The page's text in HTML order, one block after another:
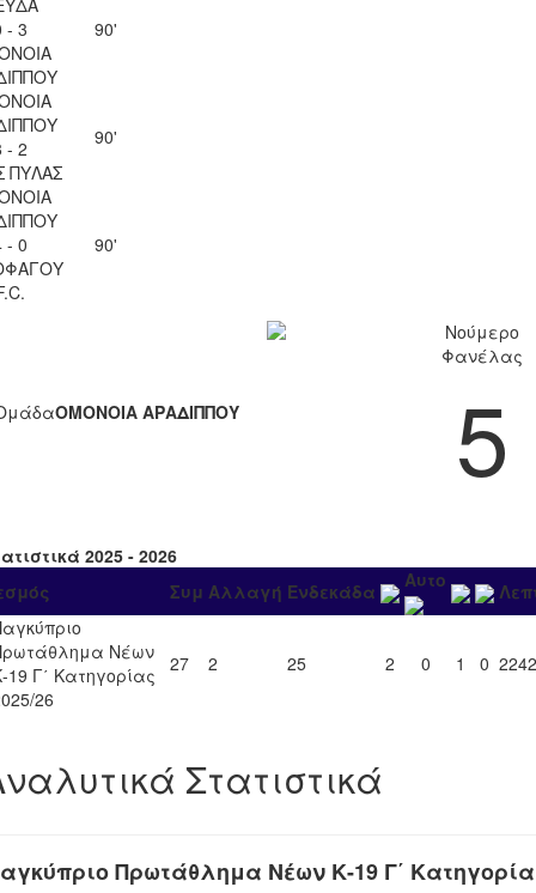
- 3
90'
- 2
ΠΥΛΑΣ
90'
- 0
90'
ΟΜΟΝΟΙΑ ΑΡΑΔΙΠΠΟΥ
Νούμερο
Φανέλας
5
2025 - 2026
Συμ Αλλαγή Ενδεκάδα Αυτο
Νέων
19 Γ΄ Κατηγορίας
26
27 2 25 2 0 1 0 2242
Στατιστικά
Πρωτάθλημα Νέων Κ-19 Γ΄